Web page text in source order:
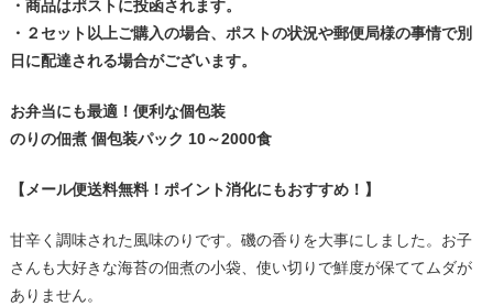
・商品はポストに投函されます。
・２セット以上ご購入の場合、ポストの状況や郵便局様の事情で別
日に配達される場合がございます。
お弁当にも最適！便利な個包装
のりの佃煮 個包装パック 10～2000食
【メール便送料無料！ポイント消化にもおすすめ！】
甘辛く調味された風味のりです。磯の香りを大事にしました。お子
さんも大好きな海苔の佃煮の小袋、使い切りで鮮度が保ててムダが
ありません。